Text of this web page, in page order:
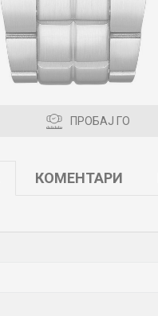
ПРОБАЈ ГО
КОМЕНТАРИ